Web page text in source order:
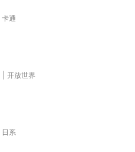
卡通
开放世界
日系